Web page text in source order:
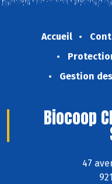
Accueil
Gestion
Biocoop
47